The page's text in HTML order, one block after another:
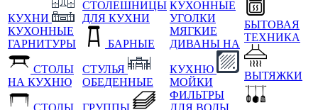
КУХНИ
КУХОННЫЕ
ГАРНИТУРЫ
СТОЛЫ
НА КУХНЮ
СТОЛЕШНИЦЫ
ДЛЯ КУХНИ
БАРНЫЕ
СТУЛЬЯ
ОБЕДЕННЫЕ
КУХОННЫЕ
УГОЛКИ
МЯГКИЕ
ДИВАНЫ НА
КУХНЮ
МОЙКИ
ФИЛЬТРЫ
БЫТОВАЯ
ТЕХНИКА
ВЫТЯЖКИ